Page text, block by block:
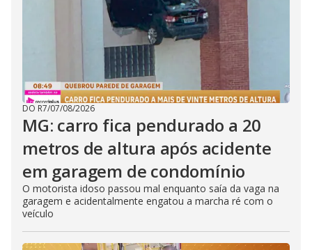
DO R7/07/08/2026
MG: carro fica pendurado a 20
metros de altura após acidente
em garagem de condomínio
O motorista idoso passou mal enquanto saía da vaga na
garagem e acidentalmente engatou a marcha ré com o
veículo